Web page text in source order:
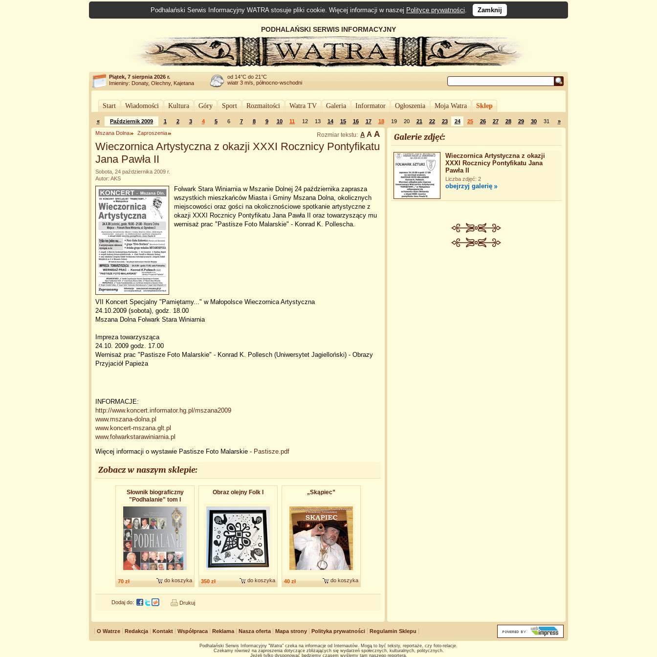
Podhalański Serwis Informacyjny WATRA stosuje pliki cookie. Więcej informacji w naszej Polityce prywatności. Zamknij
PODHALAŃSKI SERWIS INFORMACYJNY
Piątek, 7 sierpnia 2026 r.
Imieniny: Donaty, Olechny, Kajetana
od 14°C do 21°C
wiatr 3 m/s, północno-wschodni
Start Wiadomości Kultura Góry Sport Rozmaitości Watra TV Galeria Informator Ogłoszenia Moja Watra Sklep
« Październik 2009 1 2 3 4 5 6 7 8 9 10 11 12 13 14 15 16 17 18 19 20 21 22 23 24 25 26 27 28 29 30 31 »
Rozmiar tekstu: A A A
Mszana Dolna Zaproszenia
Wieczornica Artystyczna z okazji XXXI Rocznicy Pontyfikatu
Jana Pawła II
Sobota, 24 października 2009 r.
Autor: AKS
Folwark Stara Winiarnia w Mszanie Dolnej 24 października zaprasza
wszystkich mieszkańców Miasta i Gminy Mszana Dolna, okolicznych
miejscowości oraz gości na okolicznościowe spotkanie artystyczne z
okazji XXXI Rocznicy Pontyfikatu Jana Pawła II oraz towarzyszący mu
wernisaż prac "Pastisze Foto Malarskie" - Konrad K. Pollescha.
VII Koncert Specjalny "Pamiętamy..." w Małopolsce Wieczornica Artystyczna
24.10.2009 (sobota), godz. 18.00
Mszana Dolna Folwark Stara Winiarnia
Impreza towarzysząca
24.10. 2009 godz. 17.00
Wernisaż prac "Pastisze Foto Malarskie" - Konrad K. Pollesch (Uniwersytet Jagielloński) - Obrazy
Przyjaciół Papieża
INFORMACJE:
http://www.koncert.informator.hg.pl/mszana2009
www.mszana-dolna.pl
www.koncert-mszana.glt.pl
www.folwarkstarawiniarnia.pl
Więcej informacji o wystawie Pastisze Foto Malarskie - Pastisze.pdf
Zobacz w naszym sklepie:
Słownik biograficzny
"Podhalanie" tom I
70 zł do koszyka
Obraz olejny Folk I
350 zł do koszyka
„Skąpiec”
40 zł do koszyka
Dodaj do: Drukuj
Galerie zdjęć:
Wieczornica Artystyczna z okazji
XXXI Rocznicy Pontyfikatu Jana
Pawła II
Liczba zdjęć: 2
obejrzyj galerię
O Watrze Redakcja Kontakt Współpraca Reklama Nasza oferta Mapa strony Polityka prywatności Regulamin Sklepu
Podhalański Serwis Informacyjny "Watra" czeka na informacje od Internautów. Mogą to być teksty, reportaże, czy foto-relacje.
Czekamy również na zaproszenia dotyczące zbliżających się wydarzeń społecznych, kulturalnych, politycznych.
Jeżeli tylko dysponować będziemy czasem wyślemy tam naszego reportera.